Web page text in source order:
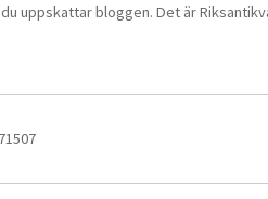
du uppskattar bloggen. Det är